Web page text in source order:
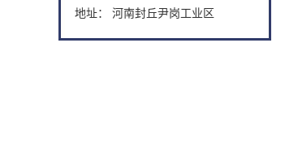
地址： 河南封丘尹岗工业区